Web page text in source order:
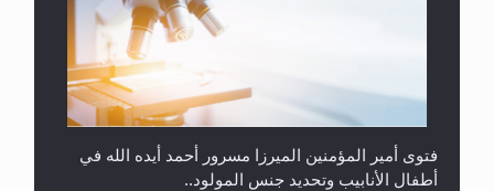
فتوى أمير المؤمنين الميرزا مسرور أحمد أيده الله في
أطفال الأنابيب وتحديد جنس المولود..